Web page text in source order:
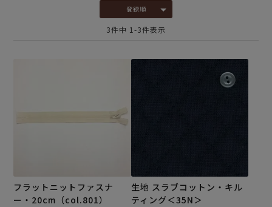
登録順
3件中 1 -3件表示
フラットニットファスナ
ー・20cm（col.801）
生地 スラブコットン・キル
ティング＜35N＞